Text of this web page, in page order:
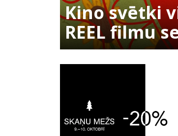
Kino svētki
REEL filmu